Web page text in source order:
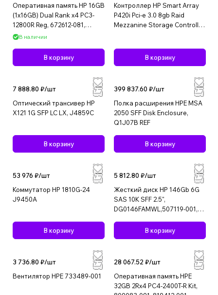
Оперативная память HP 16GB
(1x16GB) Dual Rank x4 PC3-
12800R Reg, 672612-081,
672631-B21
В наличии
В корзину
Контроллер HP Smart Array
P420i Pci-e 3.0 8gb Raid
Mezzanine Storage Controller,
В корзину
7 888.80 ₽/шт
Оптический трансивер HP
X121 1G SFP LC LX, J4859C
В корзину
399 837.60 ₽/шт
Полка расширения HPE MSA
2050 SFF Disk Enclosure,
Q1J07B REF
В корзину
53 976 ₽/шт
Коммутатор HP 1810G-24
J9450A
В корзину
5 812.80 ₽/шт
Жесткий диск HP 146Gb 6G
SAS 10K SFF 2.5",
DG0146FAMWL,507119-001,
В корзину
3 736.80 ₽/шт
Вентилятор HPE 733489-001
28 067.52 ₽/шт
Оперативная память HPE
32GB 2Rx4 PC4-2400T-R Kit,